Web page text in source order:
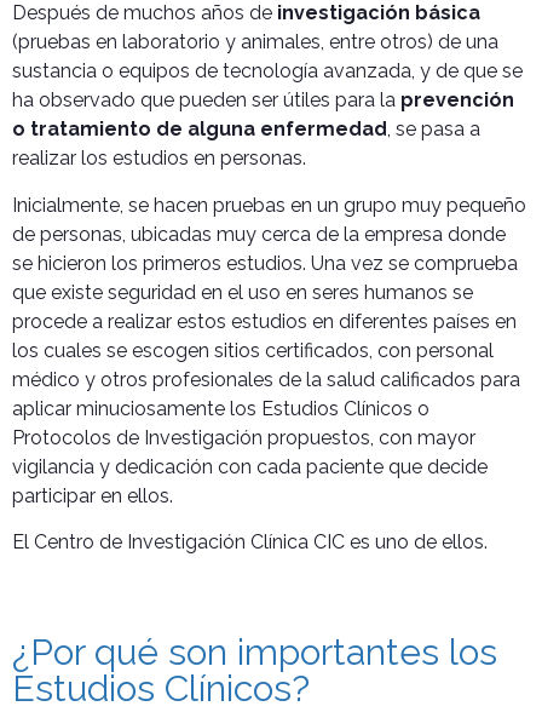
Después de muchos años de investigación básica
(pruebas en laboratorio y animales, entre otros) de una
sustancia o equipos de tecnología avanzada, y de que se
ha observado que pueden ser útiles para la prevención
o tratamiento de alguna enfermedad, se pasa a
realizar los estudios en personas.
Inicialmente, se hacen pruebas en un grupo muy pequeño
de personas, ubicadas muy cerca de la empresa donde
se hicieron los primeros estudios. Una vez se comprueba
que existe seguridad en el uso en seres humanos se
procede a realizar estos estudios en diferentes países en
los cuales se escogen sitios certificados, con personal
médico y otros profesionales de la salud calificados para
aplicar minuciosamente los Estudios Clínicos o
Protocolos de Investigación propuestos, con mayor
vigilancia y dedicación con cada paciente que decide
participar en ellos.
El Centro de Investigación Clínica CIC es uno de ellos.
¿Por qué son importantes los
Estudios Clínicos?